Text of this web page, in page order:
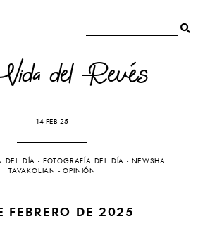
del Revés
14 FEB 25
DEL DÍA - FOTOGRAFÍA DEL DÍA - NEWSHA
TAVAKOLIAN -OPINIÓN
FEBRERO DE 2025